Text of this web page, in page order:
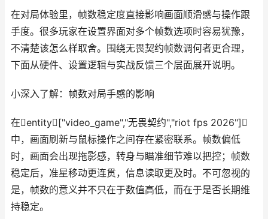
在对局体验里，帧数稳定度直接影响画面顺滑感与操作跟
手度。很多玩家在设置界面对多个帧数选项时容易犹豫，
不清楚该怎么样取舍。围绕无畏契约帧数调何者更合理，
下面从硬件、设置逻辑与实战反馈三个层面展开说明。
小深入了解：帧数对局手感的影响
在entity["video_game","无畏契约","riot fps 2026"]
中，画面刷新与鼠标操作之间存在紧密联系。帧数偏低
时，画面会出现拖影感，转身与瞄准细节难以把控；帧数
稳定后，准星移动更连贯，信息读取更及时。不可忽视的
是，帧数的意义并不只在于数值高低，而在于是否长期维
持稳定。